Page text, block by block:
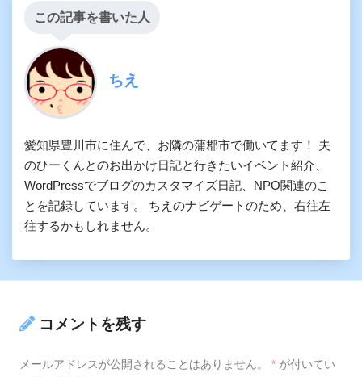
この記事を書いた人
ちえ
愛知県豊川市に住んで、お隣の蒲郡市で働いてます！ 夫
のひーくんとのお出かけ日記と行きたいイベント紹介、
WordPressでブログのカスタマイズ日記、NPO関連のこ
とを記録しています。 ちえのナビゲートのため、右往左
往するかもしれません。
コメントを残す
メールアドレスが公開されることはありません。 * が付いてい